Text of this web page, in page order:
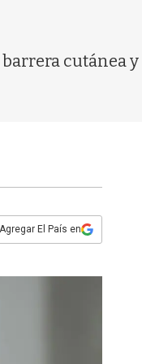
cutánea
Agregar El País en